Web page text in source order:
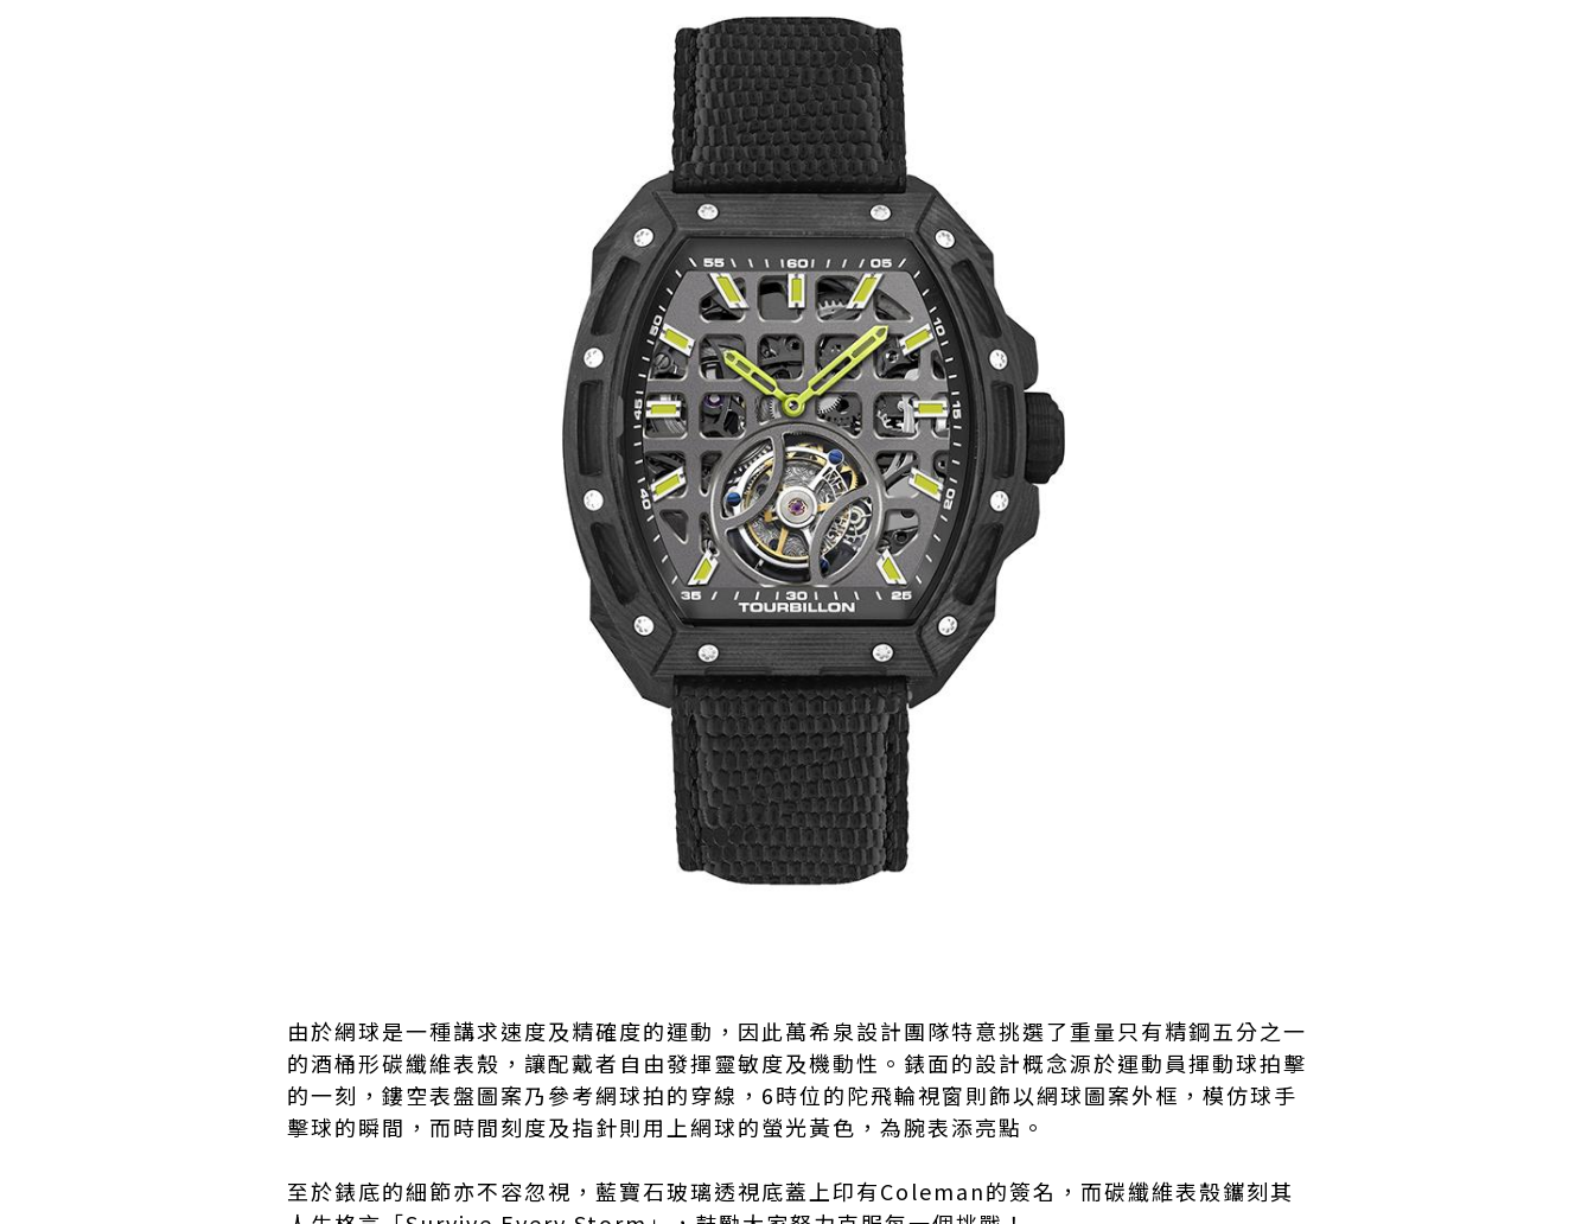
由於網球是一種講求速度及精確度的運動，因此萬希泉設計團隊特意挑選了重量只有精鋼五分之一
的酒桶形碳纖維表殼，讓配戴者自由發揮靈敏度及機動性。錶面的設計概念源於運動員揮動球拍擊
的一刻，鏤空表盤圖案乃參考網球拍的穿線，6時位的陀飛輪視窗則飾以網球圖案外框，模仿球手
擊球的瞬間，而時間刻度及指針則用上網球的螢光黃色，為腕表添亮點。
至於錶底的細節亦不容忽視，藍寶石玻璃透視底蓋上印有Coleman的簽名，而碳纖維表殼鑴刻其